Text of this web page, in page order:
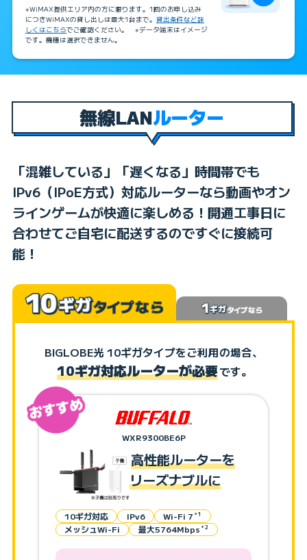
※WiMAX提供エリア内の方に限ります。1回のお申し込み
につきWiMAXの貸し出しは最大1台まで。貸出条件など詳
しくはこちらでご確認ください。 ※データ端末はイメージ
です。機種は選択できません。
無線LANルーター
「混雑している」「遅くなる」時間帯でも
IPv6（IPoE方式）対応ルーターなら動画やオン
ラインゲームが快適に楽しめる！開通工事日に
合わせてご自宅に配送するのですぐに接続可
能！
BIGLOBE光 10ギガタイプをご利用の場合、
10ギガ対応ルーターが必要です。
WXR9300BE6P
高性能ルーターを
リーズナブルに
10ギガ対応 IPv6 Wi-Fi 7 ＊1
メッシュWi-Fi 最大5764Mbps ＊2